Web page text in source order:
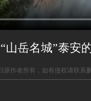
岳名城”泰安
原作者所有，如有侵权请联系